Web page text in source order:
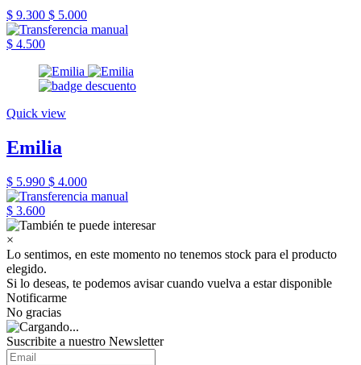
$ 9.300 $ 5.000
$ 4.500
Quick view
Emilia
$ 5.990 $ 4.000
$ 3.600
×
Lo sentimos, en este momento no tenemos stock para el producto
elegido.
Si lo deseas, te podemos avisar cuando vuelva a estar disponible
Notificarme
No gracias
Suscribite a nuestro Newsletter